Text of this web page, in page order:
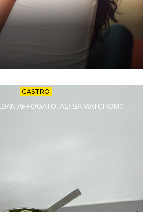
GASTRO
AFFOGATO, ALI SA MATCHOM?